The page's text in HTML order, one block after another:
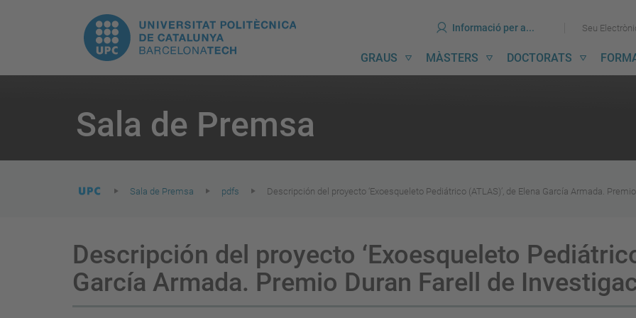
UPC.
Universitat
Politècnica
de
Catalunya
Ves
al
contingut
Ves
al
menú
Informació per a... Seu
Navegació
GRAUS MÀSTERS DOCTORATS
Sala de Premsa
are
here:
Sala de Premsa pdfs Descripción del proyecto ‘Exoesqueleto Pediátrico (ATLAS)’, de Elena García Armada.
Descripción del proyecto ‘Exoesqueleto
García Armada. Premio Duran Farell de